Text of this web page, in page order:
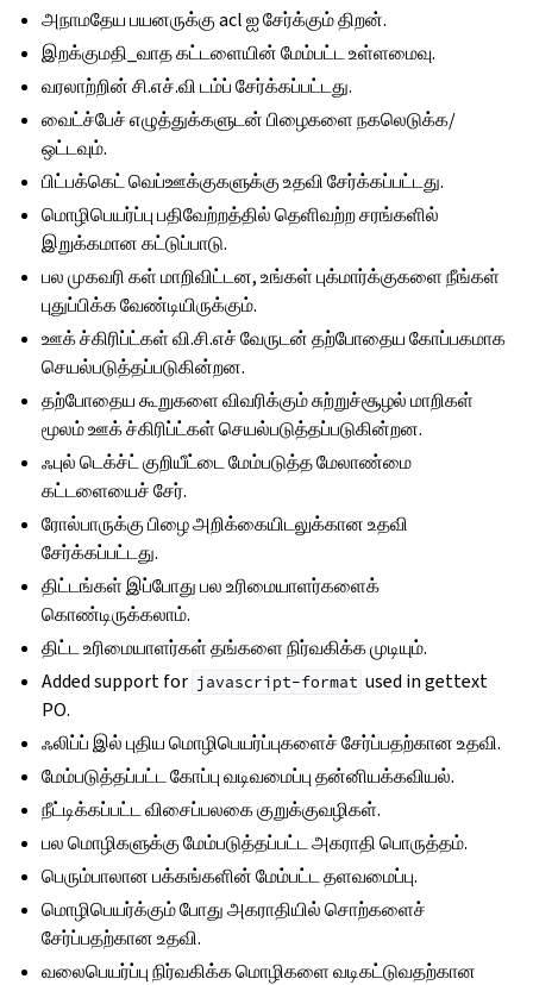
அநாமதேய பயனருக்கு acl ஐ சேர்க்கும் திறன்.
இறக்குமதி_வாத கட்டளையின் மேம்பட்ட உள்ளமைவு.
வரலாற்றின் சி.எச்.வி டம்ப் சேர்க்கப்பட்டது.
வைட்ச்பேச் எழுத்துக்களுடன் பிழைகளை நகலெடுக்க/
ஒட்டவும்.
பிட்பக்கெட் வெப்ஊக்குகளுக்கு உதவி சேர்க்கப்பட்டது.
மொழிபெயர்ப்பு பதிவேற்றத்தில் தெளிவற்ற சரங்களில்
இறுக்கமான கட்டுப்பாடு.
பல முகவரி கள் மாறிவிட்டன, உங்கள் புக்மார்க்குகளை நீங்கள்
புதுப்பிக்க வேண்டியிருக்கும்.
ஊக் ச்கிரிப்ட்கள் வி.சி.எச் வேருடன் தற்போதைய கோப்பகமாக
செயல்படுத்தப்படுகின்றன.
தற்போதைய கூறுகளை விவரிக்கும் சுற்றுச்சூழல் மாறிகள்
மூலம் ஊக் ச்கிரிப்ட்கள் செயல்படுத்தப்படுகின்றன.
ஃபுல் டெக்ச்ட் குறியீட்டை மேம்படுத்த மேலாண்மை
கட்டளையைச் சேர்.
ரோல்பாருக்கு பிழை அறிக்கையிடலுக்கான உதவி
சேர்க்கப்பட்டது.
திட்டங்கள் இப்போது பல உரிமையாளர்களைக்
கொண்டிருக்கலாம்.
திட்ட உரிமையாளர்கள் தங்களை நிர்வகிக்க முடியும்.
Added support for javascript-format used in gettext
PO.
ஃலிப்ப் இல் புதிய மொழிபெயர்ப்புகளைச் சேர்ப்பதற்கான உதவி.
மேம்படுத்தப்பட்ட கோப்பு வடிவமைப்பு தன்னியக்கவியல்.
நீட்டிக்கப்பட்ட விசைப்பலகை குறுக்குவழிகள்.
பல மொழிகளுக்கு மேம்படுத்தப்பட்ட அகராதி பொருத்தம்.
பெரும்பாலான பக்கங்களின் மேம்பட்ட தளவமைப்பு.
மொழிபெயர்க்கும் போது அகராதியில் சொற்களைச்
சேர்ப்பதற்கான உதவி.
வலைபெயர்ப்பு நிர்வகிக்க மொழிகளை வடிகட்டுவதற்கான